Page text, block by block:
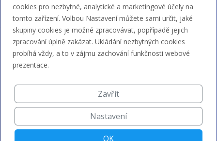
cookies pro nezbytné, analytické a marketingové účely na
tomto zařízení. Volbou Nastavení můžete sami určit, jaké
skupiny cookies je možné zpracovávat, popřípadě jejich
zpracování úplně zakázat. Ukládání nezbytných cookies
probíhá vždy, a to v zájmu zachování funkčnosti webové
prezentace.
Zavřít
Nastavení
OK